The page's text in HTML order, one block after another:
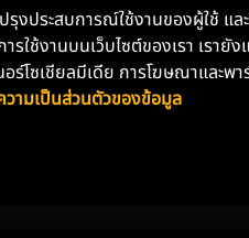
ประกาศ
งประสบการณ์ใช้งานของผู้ใช้ และ
รใช้งานบนเว็บไซต์ของเรา เรายั
ร์โซเชียลมีเดีย การโฆษณาและพา
วามเป็นส่วนตัวของข้อมูล